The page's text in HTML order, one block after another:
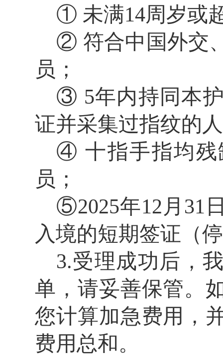
① 未满14周岁或
② 符合中国外交
员；
③ 5年内持同本
证并采集过指纹的
④ 十指手指均残
员；
⑤2025年12月31
入境的短期签证（
3.受理成功后，
单，请妥善保管。
您计算加急费用，
费用总和。